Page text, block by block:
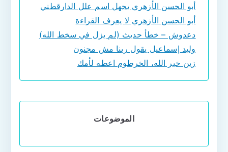
أبو الحسن الأزهري يجهل اسم علل الدارقطني
أبو الحسن الأزهري لا يعرف القراءة
دعدوش – خطأ حديث (لم يزل في سخط الله)
وليد إسماعيل يقول ربنا مش مجنون
زين خير الله، الخرطوم اعطه لأمك
الموضوعات